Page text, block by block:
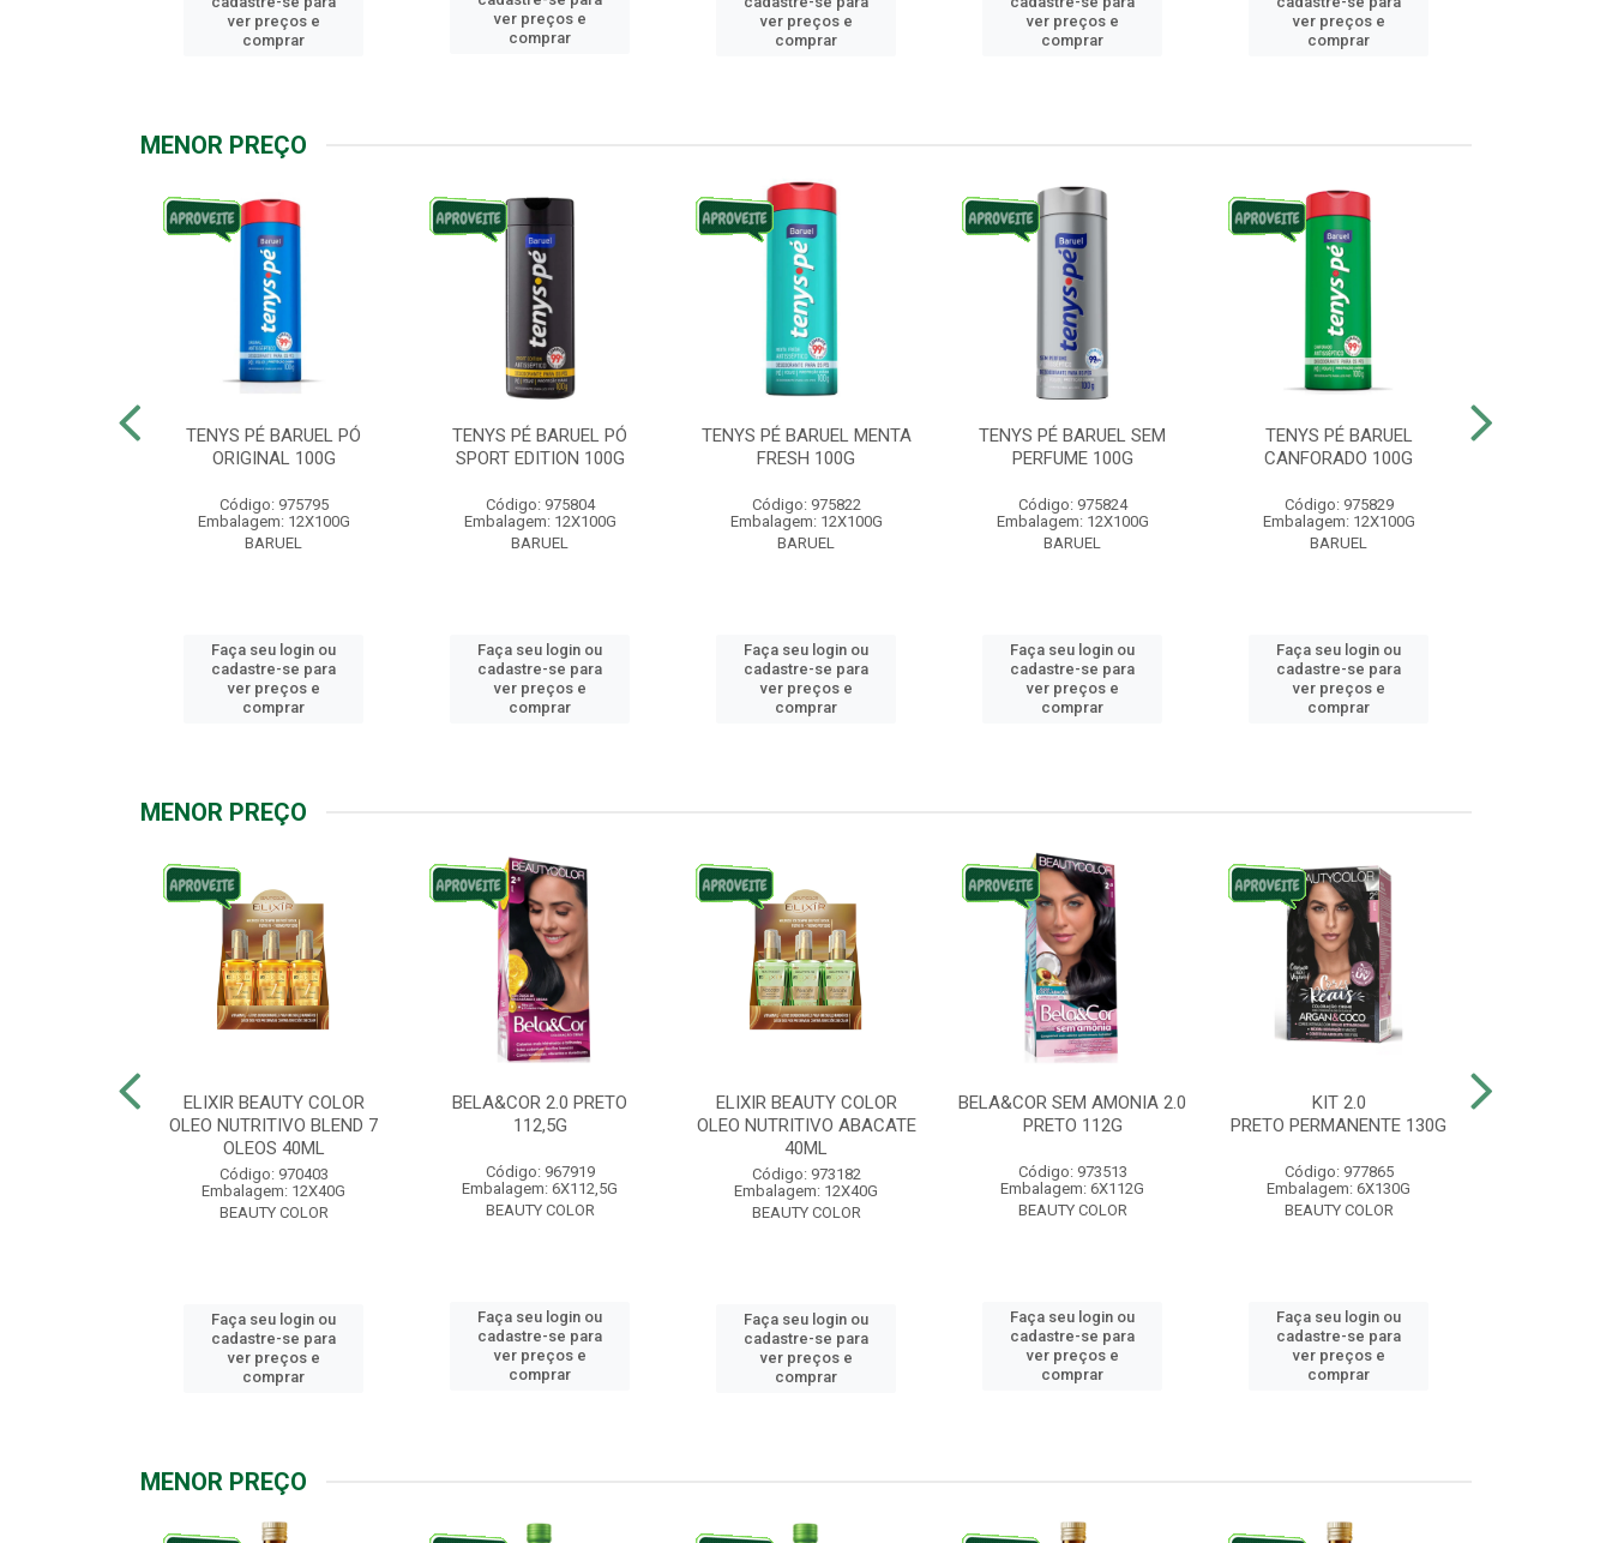
ver preços e
comprar
ver preços e
comprar
ver preços e
comprar
ver preços e
comprar
ver preços e
comprar
MENOR PREÇO
TENYS PÉ BARUEL PÓ
ORIGINAL 100G
Código: 975795
Embalagem: 12X100G
BARUEL
Faça seu login ou
cadastre-se para
ver preços e
comprar
TENYS PÉ BARUEL PÓ
SPORT EDITION 100G
Código: 975804
Embalagem: 12X100G
BARUEL
Faça seu login ou
cadastre-se para
ver preços e
comprar
TENYS PÉ BARUEL MENTA
FRESH 100G
Código: 975822
Embalagem: 12X100G
BARUEL
Faça seu login ou
cadastre-se para
ver preços e
comprar
TENYS PÉ BARUEL SEM
PERFUME 100G
Código: 975824
Embalagem: 12X100G
BARUEL
Faça seu login ou
cadastre-se para
ver preços e
comprar
TENYS PÉ BARUEL
CANFORADO 100G
Código: 975829
Embalagem: 12X100G
BARUEL
Faça seu login ou
cadastre-se para
ver preços e
comprar
MENOR PREÇO
ELIXIR BEAUTY COLOR
OLEO NUTRITIVO BLEND 7
OLEOS 40ML
Código: 970403
Embalagem: 12X40G
BEAUTY COLOR
Faça seu login ou
cadastre-se para
ver preços e
comprar
BELA&COR 2.0 PRETO
112,5G
Código: 967919
Embalagem: 6X112,5G
BEAUTY COLOR
Faça seu login ou
cadastre-se para
ver preços e
comprar
ELIXIR BEAUTY COLOR
OLEO NUTRITIVO ABACATE
40ML
Código: 973182
Embalagem: 12X40G
BEAUTY COLOR
Faça seu login ou
cadastre-se para
ver preços e
comprar
BELA&COR SEM AMONIA 2.0
PRETO 112G
Código: 973513
Embalagem: 6X112G
BEAUTY COLOR
Faça seu login ou
cadastre-se para
ver preços e
comprar
KIT 2.0
PRETO PERMANENTE 130G
Código: 977865
Embalagem: 6X130G
BEAUTY COLOR
Faça seu login ou
cadastre-se para
ver preços e
comprar
MENOR PREÇO